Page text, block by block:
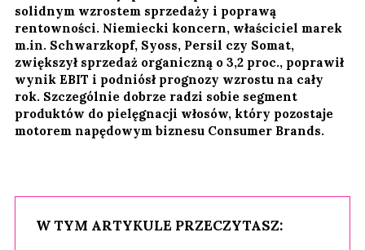
solidnym wzrostem sprzedaży i poprawą
rentowności. Niemiecki koncern, właściciel marek
m.in. Schwarzkopf, Syoss, Persil czy Somat,
zwiększył sprzedaż organiczną o 3,2 proc., poprawił
wynik EBIT i podniósł prognozy wzrostu na cały
rok. Szczególnie dobrze radzi sobie segment
produktów do pielęgnacji włosów, który pozostaje
motorem napędowym biznesu Consumer Brands.
W TYM ARTYKULE PRZECZYTASZ: